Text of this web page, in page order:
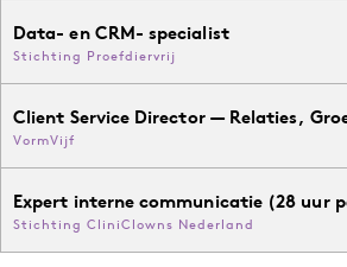
Data- en CRM- specialist
Stichting Proefdiervrij
Client Service Director — Relaties,
VormVijf
Expert interne communicatie (28 uur
Stichting CliniClowns Nederland